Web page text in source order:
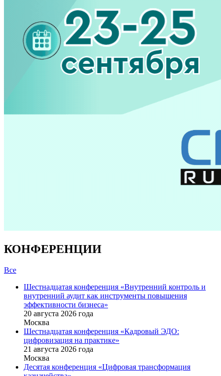
КОНФЕРЕНЦИИ
Все
Шестнадцатая конференция «Внутренний контроль и
внутренний аудит как инструменты повышения
эффективности бизнеса»
20 августа 2026 года
Москва
Шестнадцатая конференция «Кадровый ЭДО:
цифровизация на практике»
21 августа 2026 года
Москва
Десятая конференция «Цифровая трансформация